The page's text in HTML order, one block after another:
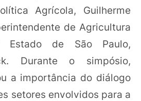
Agrícola, Guilherme
de Agricultura
Estado de São Paulo,
Durante o simpósio,
a importância do diálogo
setores envolvidos para a